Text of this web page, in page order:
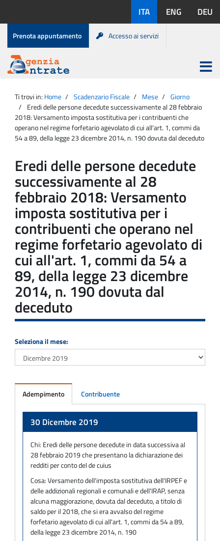
contenuto
disponibili:
ITA ENG DEU
Menu
di
servizio
Prenota appuntamento Accesso ai servizi
Agenzia
Entrate
Apri
menu
principale
Ti trovi in: Home Scadenzario Fiscale Mese
Giorno
Eredi delle persone decedute successivamente al 28 febbraio
2018: Versamento imposta sostitutiva per i contribuenti che
operano nel regime forfetario agevolato di cui all'art. 1, commi da
54 a 89, della legge 23 dicembre 2014, n. 190 dovuta dal deceduto
Eredi delle persone decedute
successivamente al 28
febbraio 2018: Versamento
imposta sostitutiva per i
contribuenti che operano nel
regime forfetario agevolato di
cui all'art. 1, commi da 54 a
89, della legge 23 dicembre
2014, n. 190 dovuta dal
deceduto
Seleziona il mese:
Adempimento Contribuente
30 Dicembre 2019
Chi: Eredi delle persone decedute in data successiva al
28 febbraio 2019 che presentano la dichiarazione dei
redditi per conto del de cuius
Cosa:Versamento dell'imposta sostitutiva dell'IRPEF e
delle addizionali regionali e comunali e dell'IRAP, senza
alcuna maggiorazione, dovuta dal deceduto, a titolo di
saldo per il 2018, che si era avvalso del regime
forfetario agevolato di cui all'art. 1, commi da 54 a 89,
della legge 23 dicembre 2014, n. 190